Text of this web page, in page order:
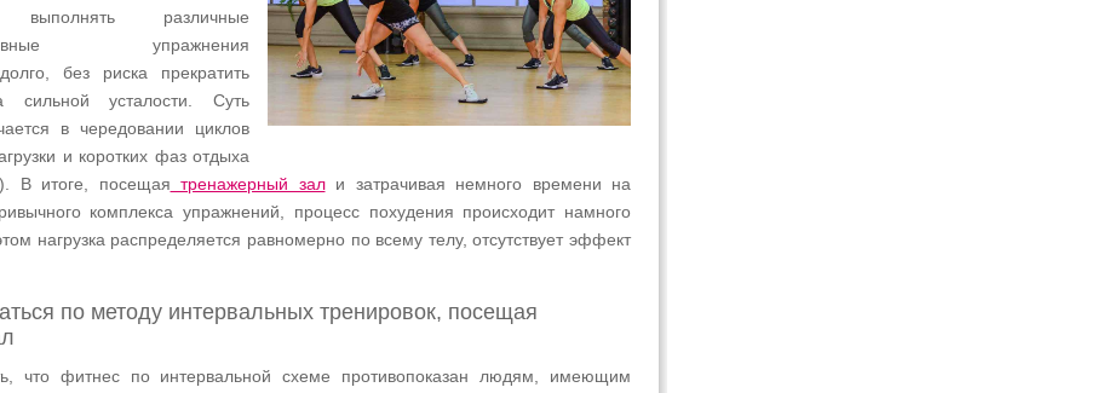
выполнять различные
упражнения
без риска прекратить
сильной усталости. Суть
в чередовании циклов
и коротких фаз отдыха
В итоге, посещая тренажерный зали затрачивая немного времени на
комплекса упражнений, процесс похудения происходит намного
нагрузка распределяется равномерно по всему телу, отсутствует эффект
по методу интервальных тренировок, посещая
что фитнес по интервальной схеме противопоказан людям, имеющим